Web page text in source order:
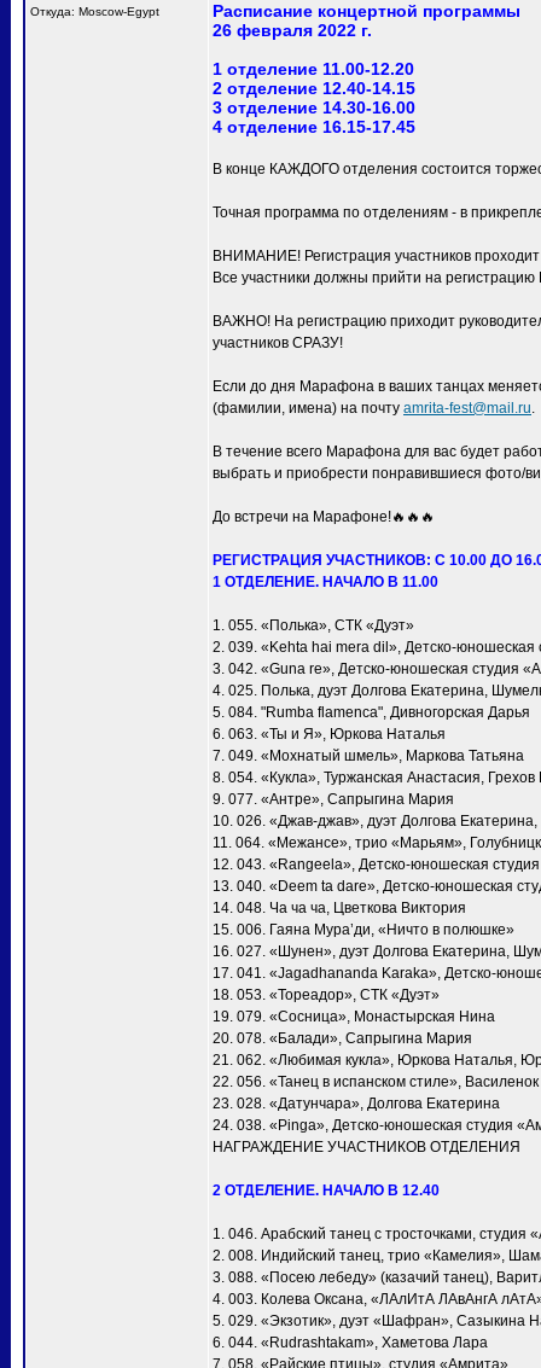
Откуда: Moscow-Egypt
Расписание концертной программы
26 февраля 2022 г.
1 отделение 11.00-12.20
2 отделение 12.40-14.15
3 отделение 14.30-16.00
4 отделение 16.15-17.45
В конце КАЖДОГО отделения состоится
Точная программа по отделениям - в
ВНИМАНИЕ! Регистрация участников
Все участники должны прийти на
ВАЖНО! На регистрацию приходит
участников СРАЗУ!
Если до дня Марафона в ваших танцах
(фамилии, имена) на почту amrita-fest@mail.ru.
В течение всего Марафона для вас будет
выбрать и приобрести понравившиеся фото/
До встречи на Марафоне!🔥🔥🔥
РЕГИСТРАЦИЯ УЧАСТНИКОВ: С 10.00 ДО
1 ОТДЕЛЕНИЕ. НАЧАЛО В 11.00
1. 055. «Полька», СТК «Дуэт»
2. 039. «Kehta hai mera dil», Детско-юношеская
3. 042. «Guna re», Детско-юношеская студия
4. 025. Полька, дуэт Долгова Екатерина,
5. 084. "Rumba flamenca", Дивногорская Дарья
6. 063. «Ты и Я», Юркова Наталья
7. 049. «Мохнатый шмель», Маркова Татьяна
8. 054. «Кукла», Туржанская Анастасия, Грехов
9. 077. «Антре», Сапрыгина Мария
10. 026. «Джав-джав», дуэт Долгова
11. 064. «Межансе», трио «Марьям»,
12. 043. «Rangeela», Детско-юношеская
13. 040. «Deem ta dare», Детско-юношеская
14. 048. Ча ча ча, Цветкова Виктория
15. 006. Гаяна Мура’ди, «Ничто в полюшке»
16. 027. «Шунен», дуэт Долгова Екатерина,
17. 041. «Jagadhananda Karaka», Детско-
18. 053. «Тореадор», СТК «Дуэт»
19. 079. «Сосница», Монастырская Нина
20. 078. «Балади», Сапрыгина Мария
21. 062. «Любимая кукла», Юркова Наталья,
22. 056. «Танец в испанском стиле»,
23. 028. «Датунчара», Долгова Екатерина
24. 038. «Pinga», Детско-юношеская студия
НАГРАЖДЕНИЕ УЧАСТНИКОВ ОТДЕЛЕНИЯ
2 ОТДЕЛЕНИЕ. НАЧАЛО В 12.40
1. 046. Арабский танец с тросточками, студия
2. 008. Индийский танец, трио «Камелия»,
3. 088. «Посею лебеду» (казачий танец),
4. 003. Колева Оксана, «ЛАлИтА ЛАвАнгА
5. 029. «Экзотик», дуэт «Шафран», Сазыкина
6. 044. «Rudrashtakam», Хаметова Лара
7. 058. «Райские птицы», студия «Амрита»